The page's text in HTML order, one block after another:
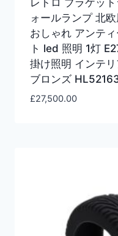
レトロ ブラケッ
ォールランプ 北
おしゃれ アンテ
ト led 照明 1灯
掛け照明 インテ
ブロンズ
£27,500.00